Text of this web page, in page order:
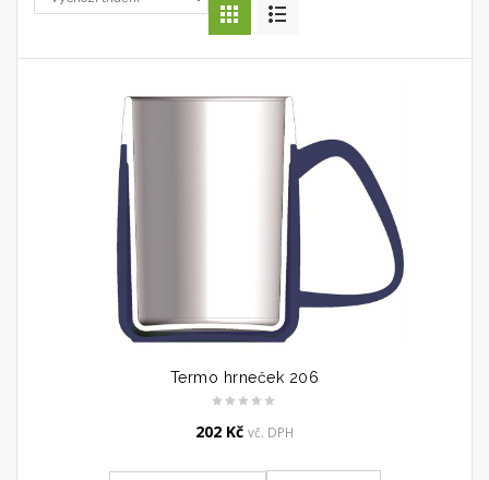
Termo hrneček 206
202 Kč vč. DPH